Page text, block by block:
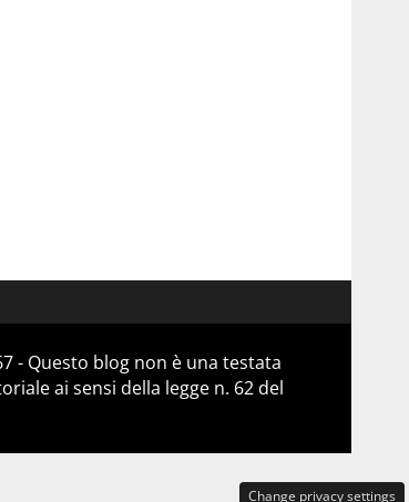
- Questo blog non è una testata
ai sensi della legge n. 62 del
Change privacy settings